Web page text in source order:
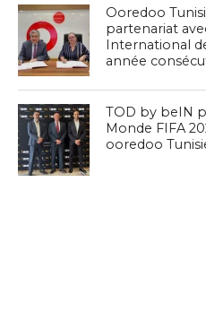
Ooredoo
partenariat
International
année
TOD by beIN
Monde FIFA
ooredoo